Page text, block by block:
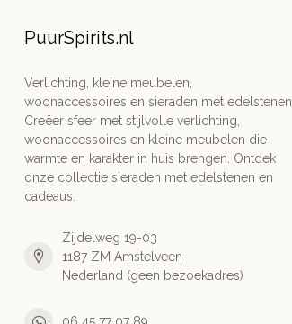
PuurSpirits.nl
Verlichting, kleine meubelen,
woonaccessoires en sieraden met edelstenen
Creëer sfeer met stijlvolle verlichting,
woonaccessoires en kleine meubelen die
warmte en karakter in huis brengen. Ontdek
onze collectie sieraden met edelstenen en
cadeaus.
Zijdelweg 19-03
1187 ZM Amstelveen
Nederland (geen bezoekadres)